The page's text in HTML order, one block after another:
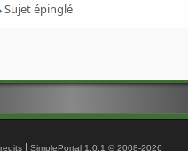
Sujet épinglé
|SimplePortal 1.0.1 © 2008-2026